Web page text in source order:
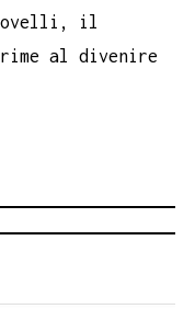
Rovelli, il
al divenire